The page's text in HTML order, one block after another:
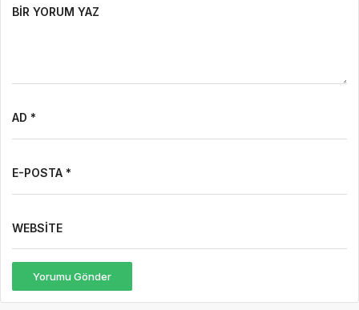
BIR YORUM YAZ
AD *
E-POSTA *
WEBSITE
Yorumu Gönder